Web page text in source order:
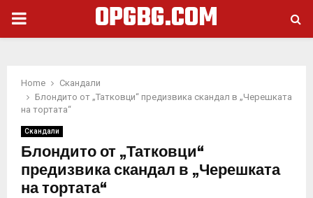
PRIMARY
OPGBG.COM
Home
Скандали
Блондито от „Татковци“ предизвика скандал в „Черешката
на тортата“
Скандали
Блондито от „Татковци“
предизвика скандал в „Черешката
на тортата“